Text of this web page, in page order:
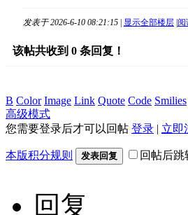
发表于 2026-6-10 08:21:15 | 显示全部楼层 |阅
该帖共收到 0 条回复！
B Color Image Link Quote Code Smilies
高级模式
您需要登录后才可以回帖 登录 | 立即
本版积分规则 发表回复 回帖后
回复